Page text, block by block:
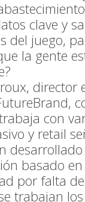
clave y
del juego,
la gente
director
con
y retail
basado
por falta
trabajan